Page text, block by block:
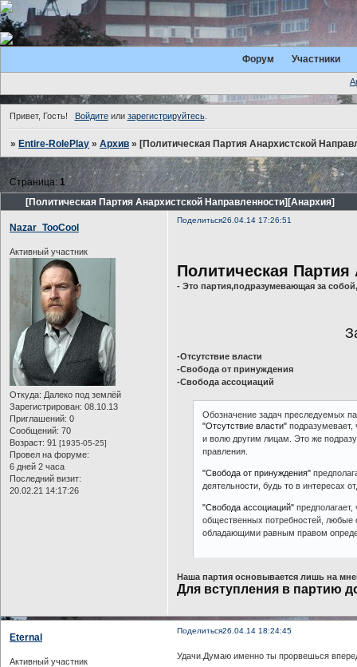
Форум Участники
Привет, Гость! Войдитеили зарегистрируйтесь.
»Entire-RolePlay »Архив »[Политическая Партия Анархистской
[Политическая Партия Анархистской Направленности][Анархия]
Страница:1
Поделиться26.04.14 17:26:51
Nazar_TooCool
Активный участник
Откуда: Далеко под землёй
Зарегистрирован: 08.10.13
Приглашений: 0
Сообщений: 70
Возраст: 91 [1935-05-25]
Провел на форуме:
6 дней 2 часа
Последний визит:
20.02.21 14:17:26
Политическая Партия
- Это партия,подразумевающая за
-Отсутствие власти
-Свобода от принуждения
-Свобода ассоциаций
Обозначение задач преследуемых
"Отсутствие власти"подразумевает,
и волю другим лицам. Это же
правления.
"Свобода от принуждения"
деятельности, будь то в интересах
"Свобода ассоциаций"предполагает,
общественных потребностей,
обладающими равным правом
Наша партия основывается лишь на
Для вступления в партию
Поделиться26.04.14 18:24:45
Eternal
Активный участник
Удачи.Думаю именно ты прорвешься